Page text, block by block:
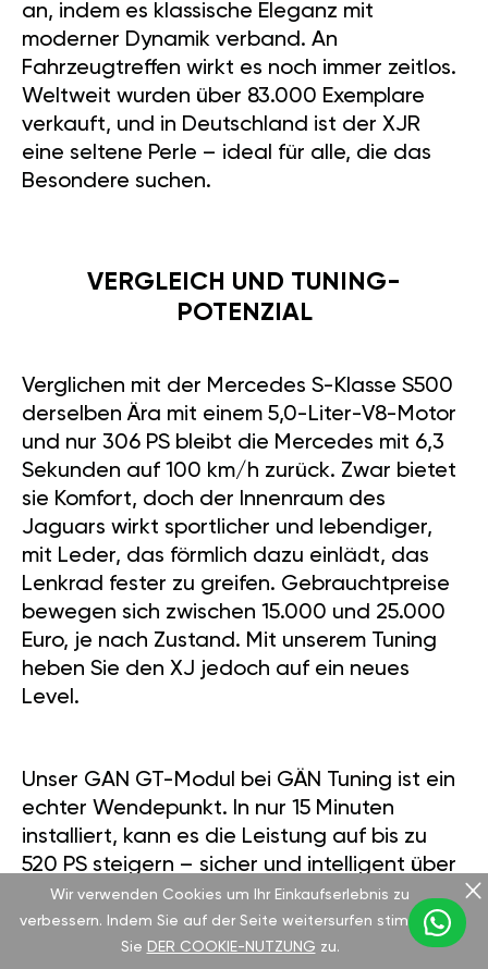
an, indem es klassische Eleganz mit
moderner Dynamik verband. An
Fahrzeugtreffen wirkt es noch immer zeitlos.
Weltweit wurden über 83.000 Exemplare
verkauft, und in Deutschland ist der XJR
eine seltene Perle – ideal für alle, die das
Besondere suchen.
VERGLEICH UND TUNING-
POTENZIAL
Verglichen mit der Mercedes S-Klasse S500
derselben Ära mit einem 5,0-Liter-V8-Motor
und nur 306 PS bleibt die Mercedes mit 6,3
Sekunden auf 100 km/h zurück. Zwar bietet
sie Komfort, doch der Innenraum des
Jaguars wirkt sportlicher und lebendiger,
mit Leder, das förmlich dazu einlädt, das
Lenkrad fester zu greifen. Gebrauchtpreise
bewegen sich zwischen 15.000 und 25.000
Euro, je nach Zustand. Mit unserem Tuning
heben Sie den XJ jedoch auf ein neues
Level.
Unser GAN GT-Modul bei GÄN Tuning ist ein
echter Wendepunkt. In nur 15 Minuten
installiert, kann es die Leistung auf bis zu
520 PS steigern – sicher und intelligent über
eine mobile App steuerbar. Wählen Sie
zwischen Sport-Modus für maximalen
Nervenkitzel oder Eco-Modus für
Wir verwenden Cookies um Ihr Einkaufserlebnis zu
verbessern. Indem Sie auf der Seite weitersurfen stimmen
Sie DER COOKIE-NUTZUNG zu.